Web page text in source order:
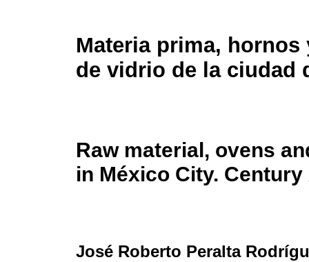
Materia prima,
de vidrio de la ciudad
Raw material, ovens
in México City. Century
José Roberto Peralta